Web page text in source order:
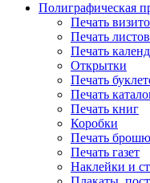
Полиграфическая
Печать
Печать
Печать
Открытки
Печать
Печать
Печать книг
Коробки
Печать
Печать газет
Наклейки и